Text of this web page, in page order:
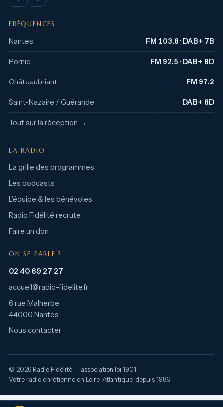
FRÉQUENCES
Nantes FM 103.8 · DAB+ 7B
Pornic FM 92.5 · DAB+ 8D
Châteaubriant FM 97.2
Saint-Nazaire / Guérande DAB+ 8D
Tout sur la réception →
LA RADIO
La grille des programmes
Les podcasts
L’équipe & les bénévoles
Radio Fidélité recrute
Faire un don
ON SE PARLE ?
02 40 69 27 27
accueil@radio-fidelite.fr
6 rue Malherbe
44000 Nantes
Nous contacter
© 2026 Radio Fidélité — association loi 1901
Votre radio chrétienne en Loire-Atlantique, depuis 1986.